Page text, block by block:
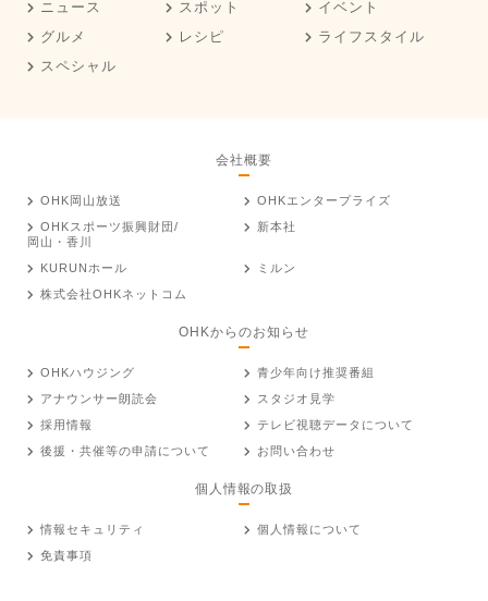
ニュース スポット
イベント
グルメ
レシピ
ライフスタイル
スペシャル
会社概要
OHK岡山放送
OHKエンタープライズ
OHKスポーツ振興財団/
岡山・香川
新本社
KURUNホール
ミルン
株式会社OHKネットコム
OHKからのお知らせ
OHKハウジング
青少年向け推奨番組
アナウンサー朗読会
スタジオ見学
採用情報
テレビ視聴データについて
後援・共催等の申請について
お問い合わせ
個人情報の取扱
情報セキュリティ
個人情報について
免責事項